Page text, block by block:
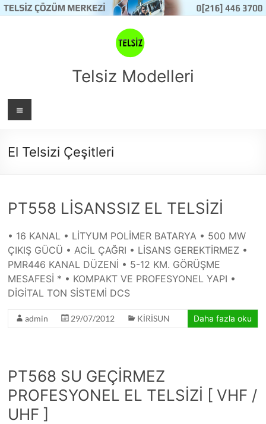
Skip
to
Telsiz Modelleri
Menü
El Telsizi Çeşitleri
PT558 LİSANSSIZ EL TELSİZİ
• 16 KANAL • LİTYUM POLİMER BATARYA • 500 MW
ÇIKIŞ GÜCÜ • ACİL ÇAĞRI • LİSANS GEREKTİRMEZ •
PMR446 KANAL DÜZENİ • 5-12 KM. GÖRÜŞME
MESAFESİ * • KOMPAKT VE PROFESYONEL YAPI •
DİGİTAL TON SİSTEMİ DCS
admin 29/07/2012 KİRİSUN Daha fazla oku
PT568 SU GEÇİRMEZ
PROFESYONEL EL TELSİZİ [ VHF /
UHF ]